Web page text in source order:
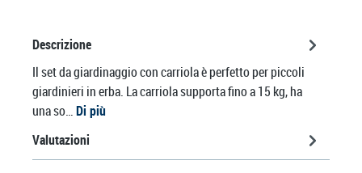
Descrizione
Il set da giardinaggio con carriola è perfetto per piccoli
giardinieri in erba. La carriola supporta fino a 15 kg, ha
una so…Di più
Valutazioni